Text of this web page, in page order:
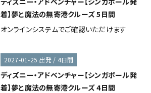
着】夢と魔法の無寄港クルーズ 5日間
オンラインシステムでご確認いただけます
2027-01-25 出発 / 4日間
ディズニー・アドベンチャー【シンガポール発
着】夢と魔法の無寄港クルーズ 4日間